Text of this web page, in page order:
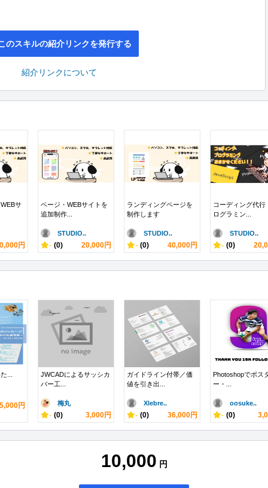
のスキルの紹介リンクを発行する
紹介リンクについて
サ
円
ページ・WEBサイトを
追加制作...
STUDIO..
- (0) 20,000円
ランディングページを
制作します
STUDIO..
- (0) 40,000円
コーディング代行
ログラミン...
STUDIO..
- (0)
...
円
JWCADによるサッシカ
バー工...
梅丸
- (0) 3,000円
ガイドライン付帯／価
値を引き出...
Xlebre..
- (0) 36,000円
Photoshopでポス
ー・...
oosuke..
- (0)
10,000 円